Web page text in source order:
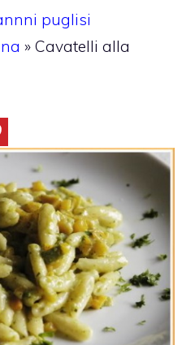
puglisi
» Cavatelli alla